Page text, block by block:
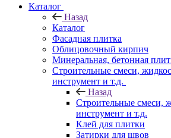
Каталог
Назад
Каталог
Фасадная плитка
Облицовочный кирпич
Минеральная, бетонная
Строительные смеси,
инструмент и т.д.
Назад
Строительные смеси,
инструмент и т.д.
Клей для плитки
Затирки для швов